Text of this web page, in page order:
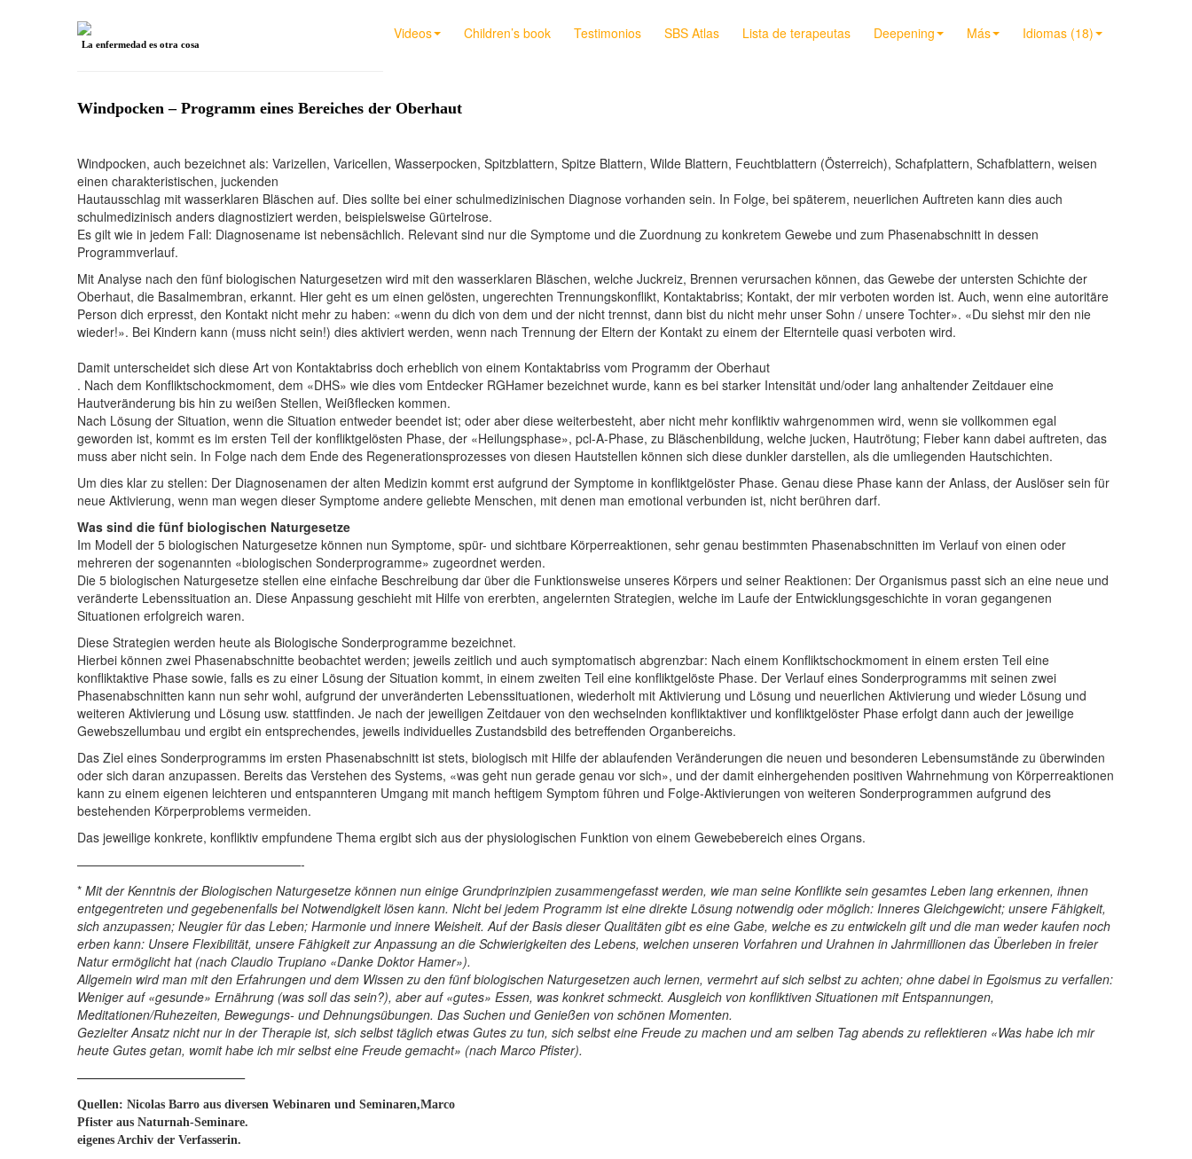
Videos Children’s book Testimonios SBS Atlas Lista de terapeutas Deepening Más Idiomas (18)
La enfermedad es otra cosa
Windpocken – Programm eines Bereiches der Oberhaut
Windpocken, auch bezeichnet als: Varizellen, Varicellen, Wasserpocken, Spitzblattern, Spitze Blattern, Wilde Blattern, Feuchtblattern (Österreich), Schafplattern, Schafblattern, weisen
einen charakteristischen, juckenden
Hautausschlag mit wasserklaren Bläschen auf. Dies sollte bei einer schulmedizinischen Diagnose vorhanden sein. In Folge, bei späterem, neuerlichen Auftreten kann dies auch
schulmedizinisch anders diagnostiziert werden, beispielsweise Gürtelrose.
Es gilt wie in jedem Fall: Diagnosename ist nebensächlich. Relevant sind nur die Symptome und die Zuordnung zu konkretem Gewebe und zum Phasenabschnitt in dessen
Programmverlauf.
Mit Analyse nach den fünf biologischen Naturgesetzen wird mit den wasserklaren Bläschen, welche Juckreiz, Brennen verursachen können, das Gewebe der untersten Schichte der
Oberhaut, die Basalmembran, erkannt. Hier geht es um einen gelösten, ungerechten Trennungskonflikt, Kontaktabriss; Kontakt, der mir verboten worden ist. Auch, wenn eine autoritäre
Person dich erpresst, den Kontakt nicht mehr zu haben: «wenn du dich von dem und der nicht trennst, dann bist du nicht mehr unser Sohn / unsere Tochter». «Du siehst mir den nie
wieder!». Bei Kindern kann (muss nicht sein!) dies aktiviert werden, wenn nach Trennung der Eltern der Kontakt zu einem der Elternteile quasi verboten wird.
Damit unterscheidet sich diese Art von Kontaktabriss doch erheblich von einem Kontaktabriss vom Programm der Oberhaut
. Nach dem Konfliktschockmoment, dem «DHS» wie dies vom Entdecker RGHamer bezeichnet wurde, kann es bei starker Intensität und/oder lang anhaltender Zeitdauer eine
Hautveränderung bis hin zu weißen Stellen, Weißflecken kommen.
Nach Lösung der Situation, wenn die Situation entweder beendet ist; oder aber diese weiterbesteht, aber nicht mehr konfliktiv wahrgenommen wird, wenn sie vollkommen egal
geworden ist, kommt es im ersten Teil der konfliktgelösten Phase, der «Heilungsphase», pcl-A-Phase, zu Bläschenbildung, welche jucken, Hautrötung; Fieber kann dabei auftreten, das
muss aber nicht sein. In Folge nach dem Ende des Regenerationsprozesses von diesen Hautstellen können sich diese dunkler darstellen, als die umliegenden Hautschichten.
Um dies klar zu stellen: Der Diagnosenamen der alten Medizin kommt erst aufgrund der Symptome in konfliktgelöster Phase. Genau diese Phase kann der Anlass, der Auslöser sein für
neue Aktivierung, wenn man wegen dieser Symptome andere geliebte Menschen, mit denen man emotional verbunden ist, nicht berühren darf.
Was sind die fünf biologischen Naturgesetze
Im Modell der 5 biologischen Naturgesetze können nun Symptome, spür- und sichtbare Körperreaktionen, sehr genau bestimmten Phasenabschnitten im Verlauf von einen oder
mehreren der sogenannten «biologischen Sonderprogramme» zugeordnet werden.
Die 5 biologischen Naturgesetze stellen eine einfache Beschreibung dar über die Funktionsweise unseres Körpers und seiner Reaktionen: Der Organismus passt sich an eine neue und
veränderte Lebenssituation an. Diese Anpassung geschieht mit Hilfe von ererbten, angelernten Strategien, welche im Laufe der Entwicklungsgeschichte in voran gegangenen
Situationen erfolgreich waren.
Diese Strategien werden heute als Biologische Sonderprogramme bezeichnet.
Hierbei können zwei Phasenabschnitte beobachtet werden; jeweils zeitlich und auch symptomatisch abgrenzbar: Nach einem Konfliktschockmoment in einem ersten Teil eine
konfliktaktive Phase sowie, falls es zu einer Lösung der Situation kommt, in einem zweiten Teil eine konfliktgelöste Phase. Der Verlauf eines Sonderprogramms mit seinen zwei
Phasenabschnitten kann nun sehr wohl, aufgrund der unveränderten Lebenssituationen, wiederholt mit Aktivierung und Lösung und neuerlichen Aktivierung und wieder Lösung und
weiteren Aktivierung und Lösung usw. stattfinden. Je nach der jeweiligen Zeitdauer von den wechselnden konfliktaktiver und konfliktgelöster Phase erfolgt dann auch der jeweilige
Gewebszellumbau und ergibt ein entsprechendes, jeweils individuelles Zustandsbild des betreffenden Organbereichs.
Das Ziel eines Sonderprogramms im ersten Phasenabschnitt ist stets, biologisch mit Hilfe der ablaufenden Veränderungen die neuen und besonderen Lebensumstände zu überwinden
oder sich daran anzupassen. Bereits das Verstehen des Systems, «was geht nun gerade genau vor sich», und der damit einhergehenden positiven Wahrnehmung von Körperreaktionen
kann zu einem eigenen leichteren und entspannteren Umgang mit manch heftigem Symptom führen und Folge-Aktivierungen von weiteren Sonderprogrammen aufgrund des
bestehenden Körperproblems vermeiden.
Das jeweilige konkrete, konfliktiv empfundene Thema ergibt sich aus der physiologischen Funktion von einem Gewebebereich eines Organs.
——————————————————-
* Mit der Kenntnis der Biologischen Naturgesetze können nun einige Grundprinzipien zusammengefasst werden, wie man seine Konflikte sein gesamtes Leben lang erkennen, ihnen
entgegentreten und gegebenenfalls bei Notwendigkeit lösen kann. Nicht bei jedem Programm ist eine direkte Lösung notwendig oder möglich: Inneres Gleichgewicht; unsere Fähigkeit,
sich anzupassen; Neugier für das Leben; Harmonie und innere Weisheit. Auf der Basis dieser Qualitäten gibt es eine Gabe, welche es zu entwickeln gilt und die man weder kaufen noch
erben kann: Unsere Flexibilität, unsere Fähigkeit zur Anpassung an die Schwierigkeiten des Lebens, welchen unseren Vorfahren und Urahnen in Jahrmillionen das Überleben in freier
Natur ermöglicht hat (nach Claudio Trupiano «Danke Doktor Hamer»).
Allgemein wird man mit den Erfahrungen und dem Wissen zu den fünf biologischen Naturgesetzen auch lernen, vermehrt auf sich selbst zu achten; ohne dabei in Egoismus zu verfallen:
Weniger auf «gesunde» Ernährung (was soll das sein?), aber auf «gutes» Essen, was konkret schmeckt. Ausgleich von konfliktiven Situationen mit Entspannungen,
Meditationen/Ruhezeiten, Bewegungs- und Dehnungsübungen. Das Suchen und Genießen von schönen Momenten.
Gezielter Ansatz nicht nur in der Therapie ist, sich selbst täglich etwas Gutes zu tun, sich selbst eine Freude zu machen und am selben Tag abends zu reflektieren «Was habe ich mir
heute Gutes getan, womit habe ich mir selbst eine Freude gemacht» (nach Marco Pfister).
——————————————–
Quellen: Nicolas Barro aus diversen Webinaren und Seminaren,Marco
Pfister aus Naturnah-Seminare.
eigenes Archiv der Verfasserin.